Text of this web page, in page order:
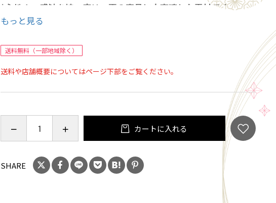
*心地よい感触を持つ麻は、夏の寝具に大変適した素材です。
■表：麻１００％
■四隅ゴム付き
もっと見る
送料無料（一部地域除く）
送料や店舗概要についてはページ下部をご覧ください。
カートに入れる
SHARE